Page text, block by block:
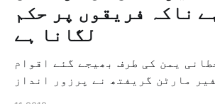
ناکہ فریقوں پر حکم
لگانا ہے
یمن کی طرف بھیجے گئے اقوام
مارٹن گریفتھ نے پرزور انداز